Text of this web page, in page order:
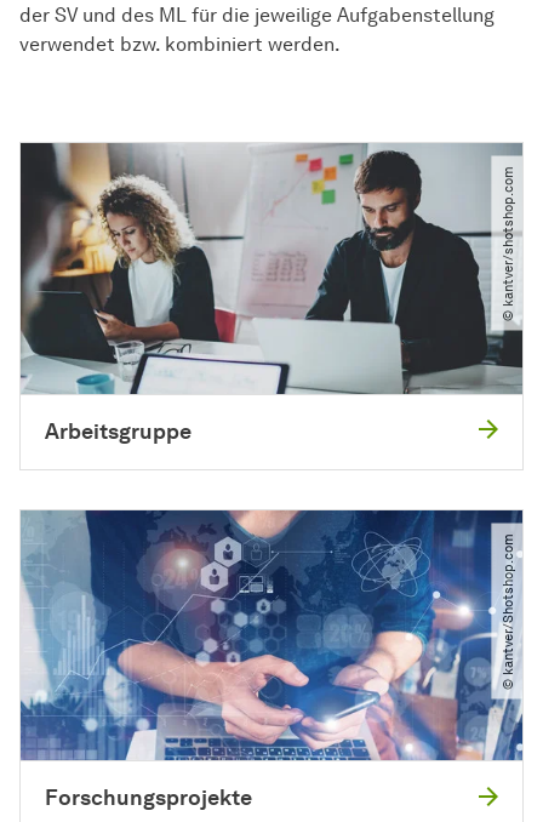
der SV und des ML für die jeweilige Aufgabenstellung
verwendet bzw. kombiniert werden.
© kantver​/​shotshop.com
Arbeitsgruppe
© kantver​/​Shotshop.com
Forschungsprojekte